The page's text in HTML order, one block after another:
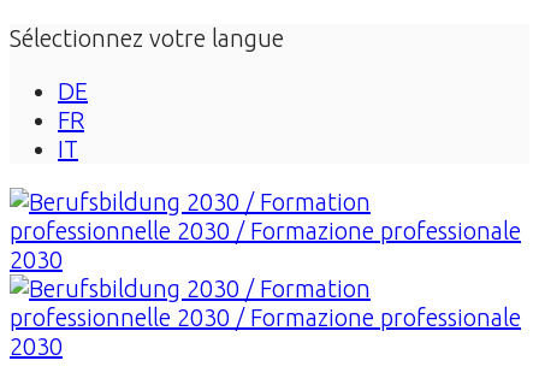
Sélectionnez votre langue
DE
FR
IT